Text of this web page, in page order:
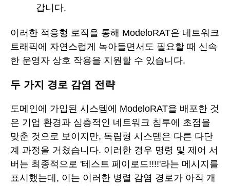
갑니다.
이러한 적응형 로직을 통해 ModeloRAT은 네트워크
트래픽에 자연스럽게 녹아들면서도 필요할 때 신속
한 운영자 상호 작용을 지원할 수 있습니다.
두 가지 경로 감염 전략
도메인에 가입된 시스템에 ModeloRAT을 배포한 것
은 기업 환경과 심층적인 네트워크 침투에 초점을
맞춘 것으로 보이지만, 독립형 시스템은 다른 다단
계 과정을 거쳤습니다. 이러한 경우 명령 및 제어 서
버는 최종적으로 '테스트 페이로드!!!!'라는 메시지를
표시했는데, 이는 이러한 병렬 감염 경로가 아직 개